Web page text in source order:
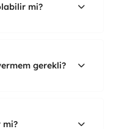
mi?
gerekli?
mi?